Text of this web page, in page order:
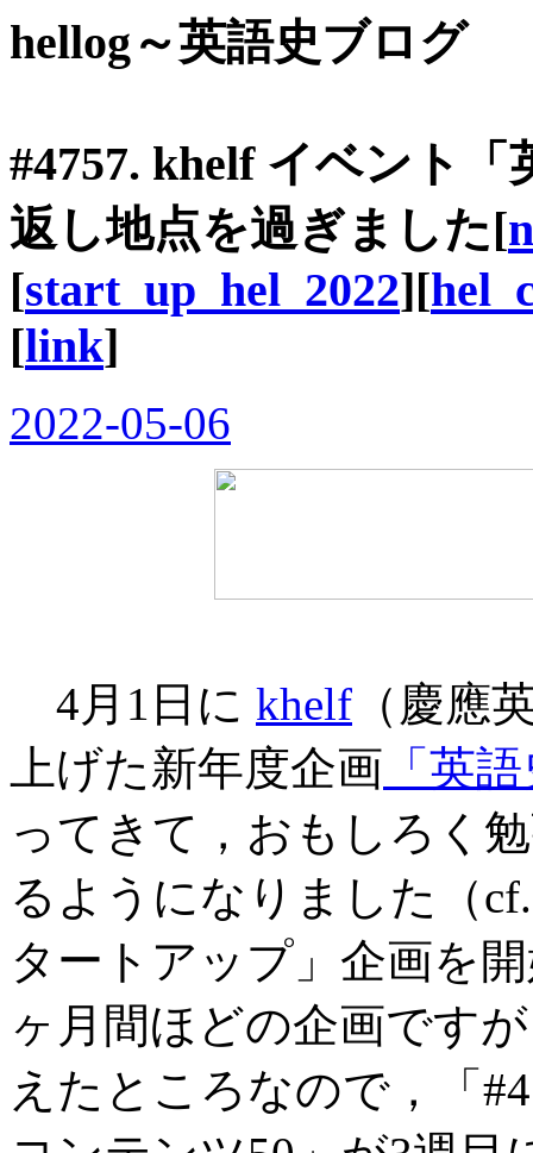
hellog～英語史ブログ
#4757. khelf イベント
返し地点を過ぎました[
[start_up_hel_2022][
[link]
2022-05-06
4月1日に khelf （慶應
上げた新年度企画 「英
ってきて，おもしろく
るようになりました（
タートアップ」企画を
ヶ月間ほどの企画です
えたところなので，「